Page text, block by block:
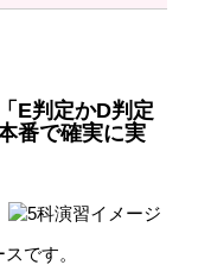
E判定かD判定
番で確実に実
です。